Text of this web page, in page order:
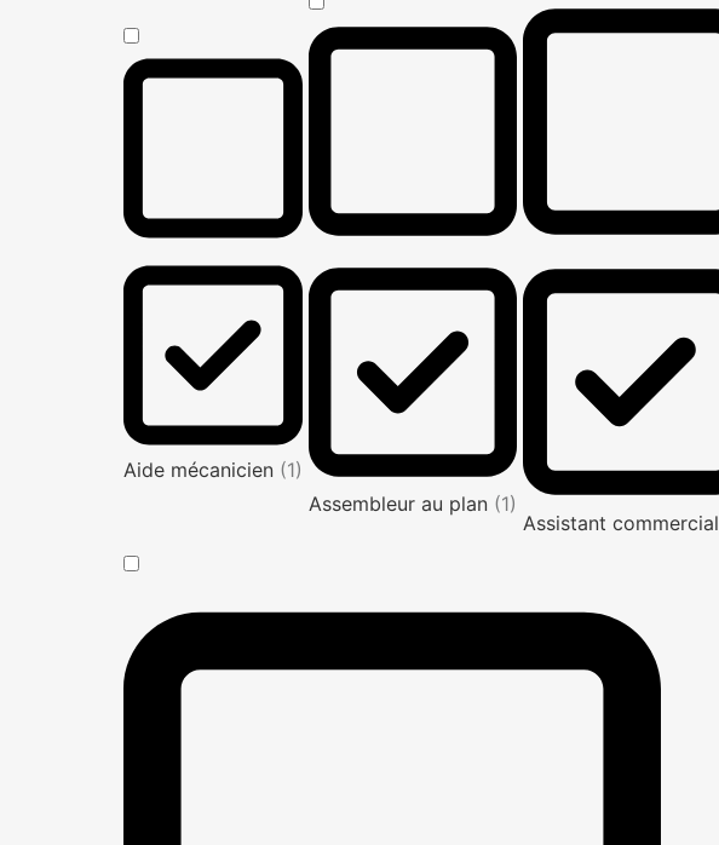
Aide mécanicien (1)
Assembleur au plan (1)
Assistant commercial